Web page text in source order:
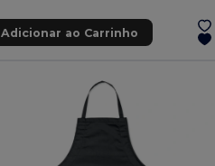
Adicionar ao Carrinho